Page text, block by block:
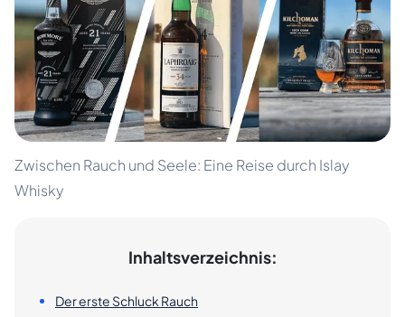
Zwischen Rauch und Seele: Eine Reise durch Islay
Whisky
Inhaltsverzeichnis:
Der erste Schluck Rauch